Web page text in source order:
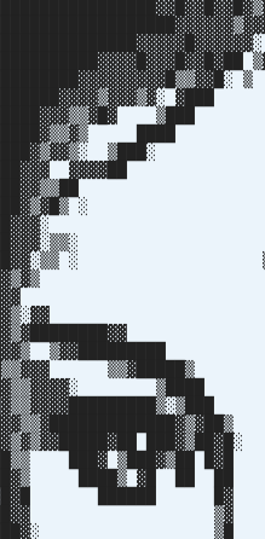
▓███
▒███ █▓
████ ██ █▓
▒███░ ▓█ ▓█
▓▓▓▓██ ██ ██
▓ ██▒
░ ███
▓██▒ ▒
██▓ █
░ ▒█▒
▒▓▓█████████
▒▒▓█████▒
▒████
███▓ ▒███▓▒██
████▒ ▓█ ██ ██
██████ █▓ █▓▓
▒▓ █▓
▒█ ▒▓▒